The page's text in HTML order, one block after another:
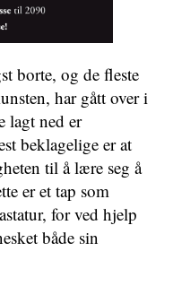
borte, og de fleste
har gått over i
lagt ned er
beklagelige er at
til å lære seg å
er et tap som
for ved hjelp
både sin